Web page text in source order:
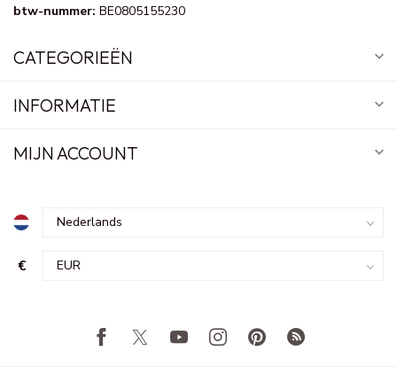
btw-nummer: BE0805155230
CATEGORIEËN
INFORMATIE
MIJN ACCOUNT
€